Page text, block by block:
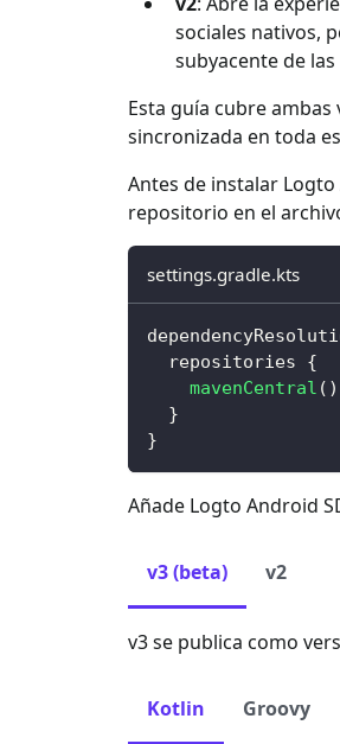
sociales nativos,
subyacente de las
Esta guía cubre
sincronizada en toda
Antes de instalar
repositorio en el
settings.gradle.kts
  repositories
{
mavenCentral ( )
}
}
Añade Logto Android
v3 (beta) v2
v3 se publica como
Kotlin Groovy